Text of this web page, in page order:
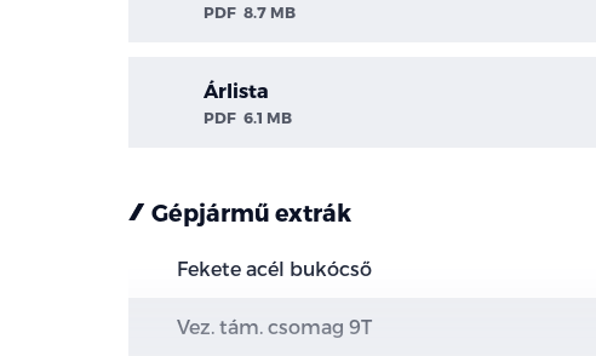
PDF 8.7 MB
Árlista
PDF 6.1 MB
Gépjármű extrák
Fekete acél bukócső
Vez. tám. csomag 9T